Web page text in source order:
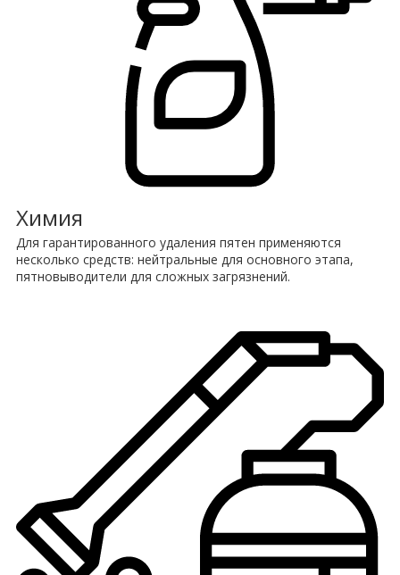
Химия
Для гарантированного удаления пятен применяются
несколько средств: нейтральные для основного этапа,
пятновыводители для сложных загрязнений.